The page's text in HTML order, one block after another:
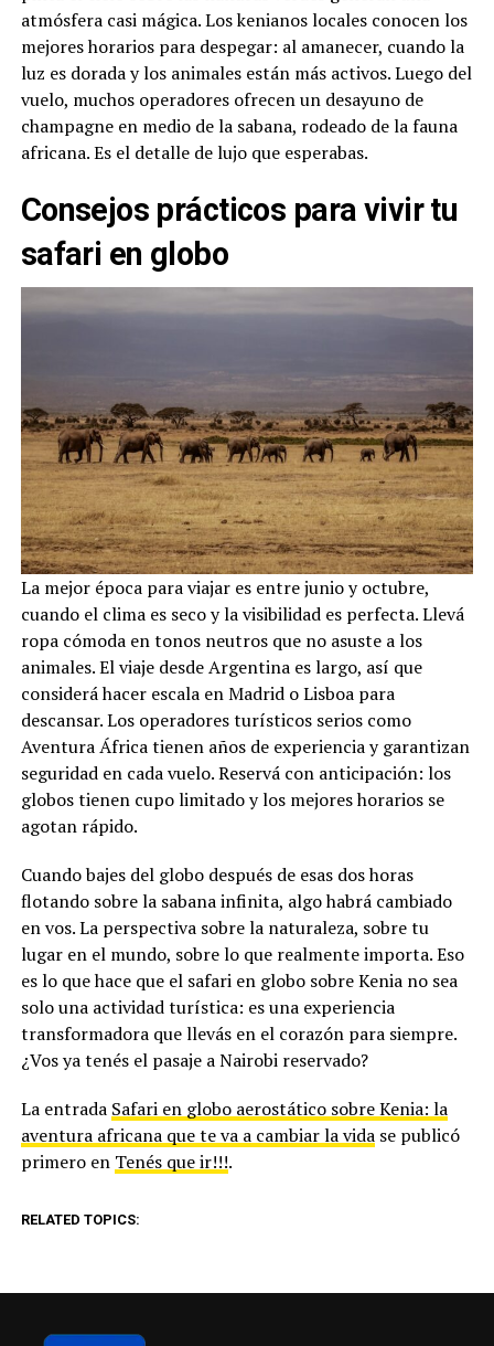
atmósfera casi mágica. Los kenianos locales conocen los
mejores horarios para despegar: al amanecer, cuando la
luz es dorada y los animales están más activos. Luego del
vuelo, muchos operadores ofrecen un desayuno de
champagne en medio de la sabana, rodeado de la fauna
africana. Es el detalle de lujo que esperabas.
Consejos prácticos para vivir tu
safari en globo
La mejor época para viajar es entre junio y octubre,
cuando el clima es seco y la visibilidad es perfecta. Llevá
ropa cómoda en tonos neutros que no asuste a los
animales. El viaje desde Argentina es largo, así que
considerá hacer escala en Madrid o Lisboa para
descansar. Los operadores turísticos serios como
Aventura África tienen años de experiencia y garantizan
seguridad en cada vuelo. Reservá con anticipación: los
globos tienen cupo limitado y los mejores horarios se
agotan rápido.
Cuando bajes del globo después de esas dos horas
flotando sobre la sabana infinita, algo habrá cambiado
en vos. La perspectiva sobre la naturaleza, sobre tu
lugar en el mundo, sobre lo que realmente importa. Eso
es lo que hace que el safari en globo sobre Kenia no sea
solo una actividad turística: es una experiencia
transformadora que llevás en el corazón para siempre.
¿Vos ya tenés el pasaje a Nairobi reservado?
La entrada Safari en globo aerostático sobre Kenia: la
aventura africana que te va a cambiar la vidase publicó
primero en Tenés que ir!!!.
RELATED TOPICS: